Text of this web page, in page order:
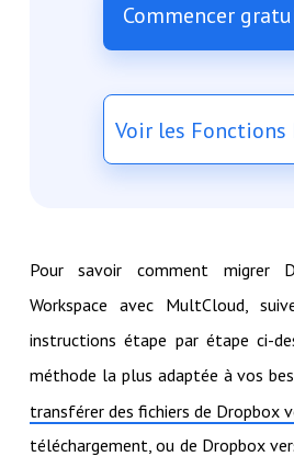
Commencer
Voir les Fonctions
Pour savoir comment migrer
Workspace avec MultCloud,
instructions étape par étape ci-
méthode la plus adaptée à vos
transférer des fichiers de Dropbox
téléchargement, ou de Dropbox